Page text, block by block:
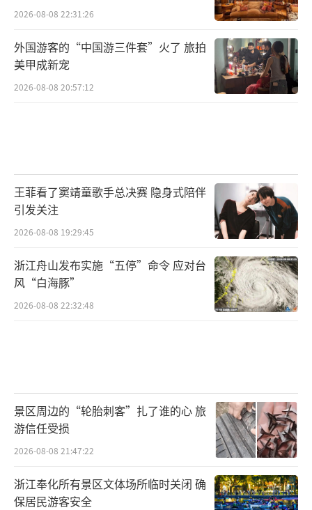
2026-08-08 22:31:26
外国游客的“中国游三件套”火了 旅拍
美甲成新宠
2026-08-08 20:57:12
王菲看了窦靖童歌手总决赛 隐身式陪伴
引发关注
2026-08-08 19:29:45
浙江舟山发布实施“五停”命令 应对台
风“白海豚”
2026-08-08 22:32:48
景区周边的“轮胎刺客”扎了谁的心 旅
游信任受损
2026-08-08 21:47:22
浙江奉化所有景区文体场所临时关闭 确
保居民游客安全